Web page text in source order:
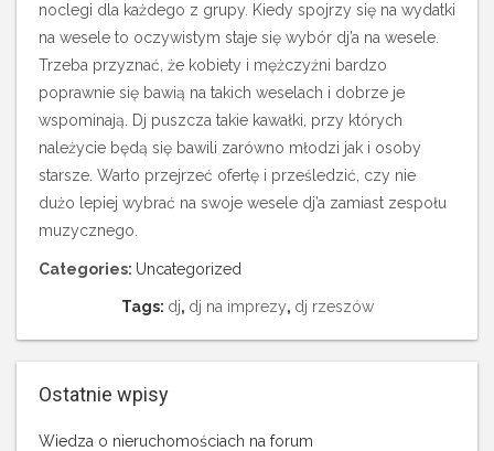
noclegi dla każdego z grupy. Kiedy spojrzy się na wydatki
na wesele to oczywistym staje się wybór dj’a na wesele.
Trzeba przyznać, że kobiety i mężczyźni bardzo
poprawnie się bawią na takich weselach i dobrze je
wspominają. Dj puszcza takie kawałki, przy których
należycie będą się bawili zarówno młodzi jak i osoby
starsze. Warto przejrzeć ofertę i prześledzić, czy nie
dużo lepiej wybrać na swoje wesele dj’a zamiast zespołu
muzycznego.
Categories: Uncategorized
Tags: dj, dj na imprezy, dj rzeszów
Ostatnie wpisy
Wiedza o nieruchomościach na forum